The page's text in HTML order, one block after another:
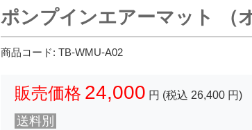
ポンプインエアーマット （
商品コード: TB-WMU-A02
販売価格 24,000 円 (税込 26,400円)
送料別